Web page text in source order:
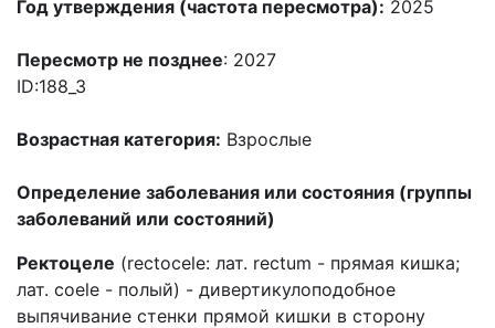
Год утверждения (частота пересмотра): 2025
Пересмотр не позднее: 2027
ID:188_3
Возрастная категория: Взрослые
Определение заболевания или состояния (группы
заболеваний или состояний)
Ректоцеле (rectocele: лат. rectum - прямая кишка;
лат. coele - полый) - дивертикулоподобное
выпячивание стенки прямой кишки в сторону